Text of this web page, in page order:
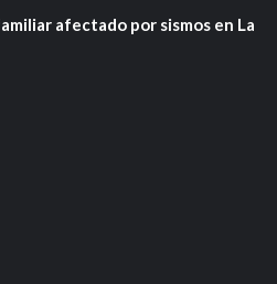
afectado por sismos en La